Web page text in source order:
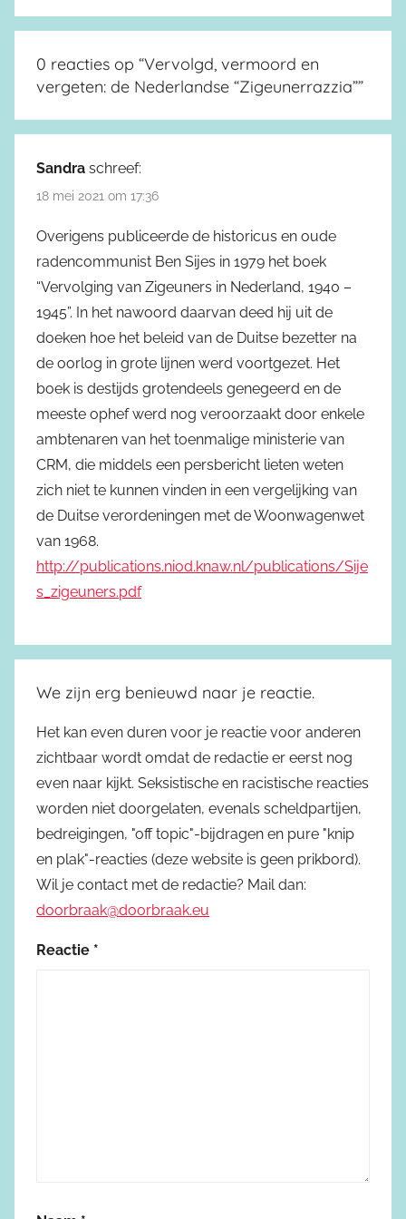
0 reacties op “Vervolgd, vermoord en
vergeten: de Nederlandse “Zigeunerrazzia””
Sandra schreef:
18 mei 2021 om 17:36
Overigens publiceerde de historicus en oude
radencommunist Ben Sijes in 1979 het boek
“Vervolging van Zigeuners in Nederland, 1940 –
1945”. In het nawoord daarvan deed hij uit de
doeken hoe het beleid van de Duitse bezetter na
de oorlog in grote lijnen werd voortgezet. Het
boek is destijds grotendeels genegeerd en de
meeste ophef werd nog veroorzaakt door enkele
ambtenaren van het toenmalige ministerie van
CRM, die middels een persbericht lieten weten
zich niet te kunnen vinden in een vergelijking van
de Duitse verordeningen met de Woonwagenwet
van 1968.
http://publications.niod.knaw.nl/publications/Sije
s_zigeuners.pdf
We zijn erg benieuwd naar je reactie.
Het kan even duren voor je reactie voor anderen
zichtbaar wordt omdat de redactie er eerst nog
even naar kijkt. Seksistische en racistische reacties
worden niet doorgelaten, evenals scheldpartijen,
bedreigingen, "off topic"-bijdragen en pure "knip
en plak"-reacties (deze website is geen prikbord).
Wil je contact met de redactie? Mail dan:
doorbraak@doorbraak.eu
Reactie *